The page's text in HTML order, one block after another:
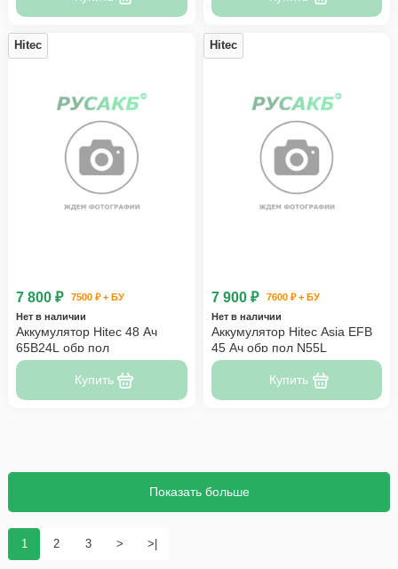
Hitec
7 800 ₽
7500 ₽ + БУ
Нет в наличии
Аккумулятор Hitec 48 Ач
65B24L обр пол
Купить
Hitec
7 900 ₽
7600 ₽ + БУ
Нет в наличии
Аккумулятор Hitec Asia EFB
45 Ач обр пол N55L
Купить
1 2 3 > >|
Показать больше